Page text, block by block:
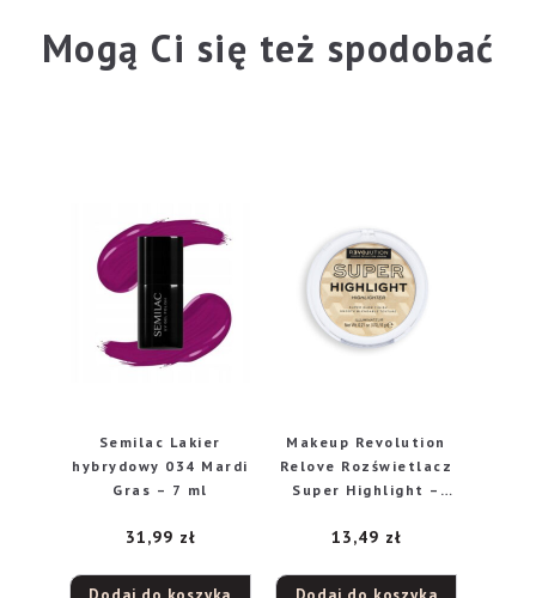
Mogą Ci się też spodobać
Semilac Lakier
hybrydowy 034 Mardi
Gras – 7 ml
31,99 zł
Makeup Revolution
Relove Rozświetlacz
Super Highlight –
13,49 zł